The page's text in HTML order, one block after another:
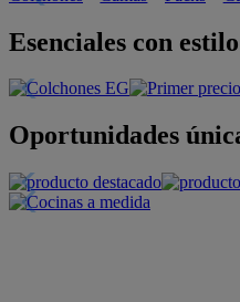
Esenciales con estilo
Oportunidades